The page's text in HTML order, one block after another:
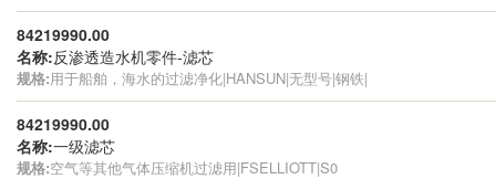
84219990.00
名称:反渗透造水机零件-滤芯
规格:用于船舶，海水的过滤净化|HANSUN|无型号|钢铁|
84219990.00
名称:一级滤芯
规格:空气等其他气体压缩机过滤用|FSELLIOTT|S0